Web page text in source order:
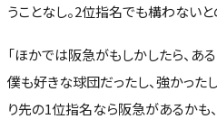
うことなし。2位指名でも構わないと
「ほかでは阪急がもしかしたら、あ
僕も好きな球団だったし、強かった
り先の1位指名なら阪急があるかも